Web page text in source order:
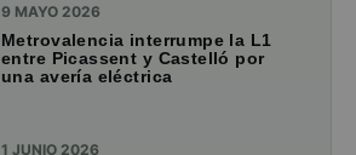
9 MAYO 2026
Metrovalencia interrumpe la L1
entre Picassent y Castelló por
una avería eléctrica
1 JUNIO 2026